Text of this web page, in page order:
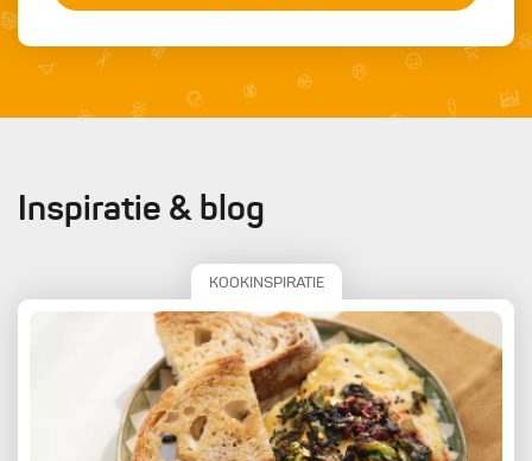
Inspiratie & blog
KOOKINSPIRATIE